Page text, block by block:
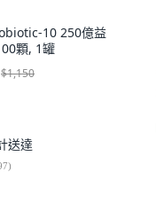
10 250億益
顆, 1罐
$1,150
送達
)